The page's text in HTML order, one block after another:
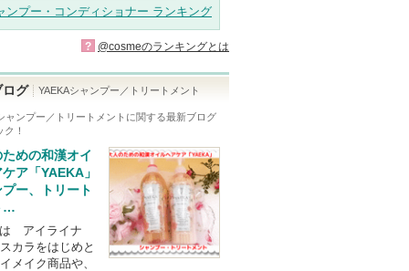
ンプー・コンディショナー ランキング
? @cosmeのランキングとは
ログ YAEKAシャンプー／トリートメント
ャンプー／トリートメント に関する最新ブログ
ク！
めの和漢オイ
ア「YAEKA」
プー、トリート
…
アイライナ
カラをはじめと
メイク商品や、